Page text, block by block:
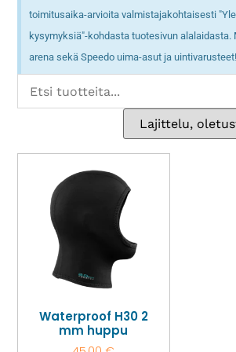
toimitusaika-arvioita valmistajakohtaisesti
kysymyksiä"-kohdasta tuotesivun alalaidasta.
arena sekä Speedo uima-asut ja uintivarusteet!
Waterproof H30 2
mm huppu